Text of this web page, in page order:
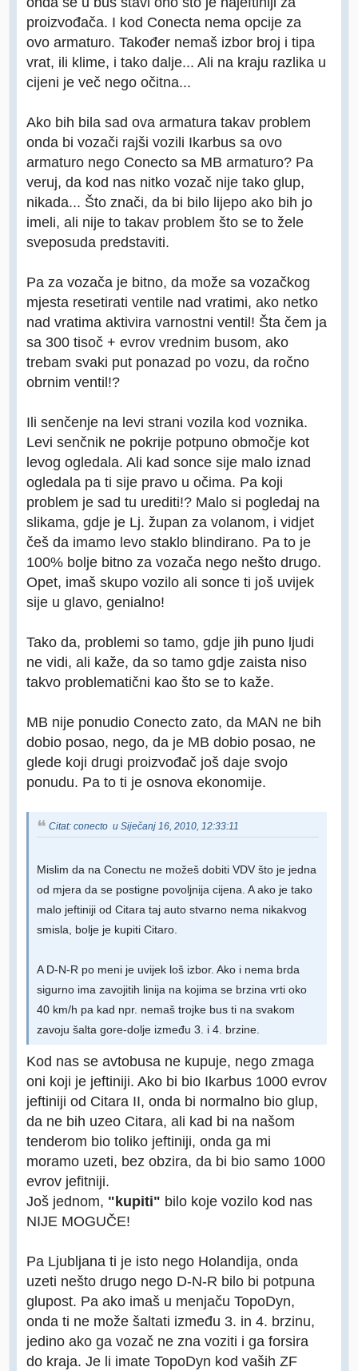
proizvođača. I kod Conecta nema opcije za
ovo armaturo. Također nemaš izbor broj i tipa
vrat, ili klime, i tako dalje... Ali na kraju razlika u
cijeni je več nego očitna...
Ako bih bila sad ova armatura takav problem
onda bi vozači rajši vozili Ikarbus sa ovo
armaturo nego Conecto sa MB armaturo? Pa
veruj, da kod nas nitko vozač nije tako glup,
nikada... Što znači, da bi bilo lijepo ako bih jo
imeli, ali nije to takav problem što se to žele
sveposuda predstaviti.
Pa za vozača je bitno, da može sa vozačkog
mjesta resetirati ventile nad vratimi, ako netko
nad vratima aktivira varnostni ventil! Šta čem ja
sa 300 tisoč + evrov vrednim busom, ako
trebam svaki put ponazad po vozu, da ročno
obrnim ventil!?
Ili senčenje na levi strani vozila kod voznika.
Levi senčnik ne pokrije potpuno območje kot
levog ogledala. Ali kad sonce sije malo iznad
ogledala pa ti sije pravo u očima. Pa koji
problem je sad tu urediti!? Malo si pogledaj na
slikama, gdje je Lj. župan za volanom, i vidjet
češ da imamo levo staklo blindirano. Pa to je
100% bolje bitno za vozača nego nešto drugo.
Opet, imaš skupo vozilo ali sonce ti još uvijek
sije u glavo, genialno!
Tako da, problemi so tamo, gdje jih puno ljudi
ne vidi, ali kaže, da so tamo gdje zaista niso
takvo problematični kao što se to kaže.
MB nije ponudio Conecto zato, da MAN ne bih
dobio posao, nego, da je MB dobio posao, ne
glede koji drugi proizvođač još daje svojo
ponudu. Pa to ti je osnova ekonomije.
Citat: conecto u Siječanj 16, 2010, 12:33:11
Mislim da na Conectu ne možeš dobiti VDV što je jedna
od mjera da se postigne povoljnija cijena. A ako je tako
malo jeftiniji od Citara taj auto stvarno nema nikakvog
smisla, bolje je kupiti Citaro.
A D-N-R po meni je uvijek loš izbor. Ako i nema brda
sigurno ima zavojitih linija na kojima se brzina vrti oko
40 km/h pa kad npr. nemaš trojke bus ti na svakom
zavoju šalta gore-dolje između 3. i 4. brzine.
Kod nas se avtobusa ne kupuje, nego zmaga
oni koji je jeftiniji. Ako bi bio Ikarbus 1000 evrov
jeftiniji od Citara II, onda bi normalno bio glup,
da ne bih uzeo Citara, ali kad bi na našom
tenderom bio toliko jeftiniji, onda ga mi
moramo uzeti, bez obzira, da bi bio samo 1000
evrov jefitniji.
Još jednom, "kupiti" bilo koje vozilo kod nas
NIJE MOGUČE!
Pa Ljubljana ti je isto nego Holandija, onda
uzeti nešto drugo nego D-N-R bilo bi potpuna
glupost. Pa ako imaš u menjaču TopoDyn,
onda ti ne može šaltati između 3. in 4. brzinu,
jedino ako ga vozač ne zna voziti i ga forsira
do kraja. Je li imate TopoDyn kod vaših ZF